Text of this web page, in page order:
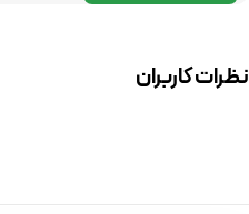
نظرات کاربران